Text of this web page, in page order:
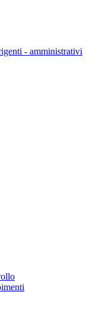
- amministrativi